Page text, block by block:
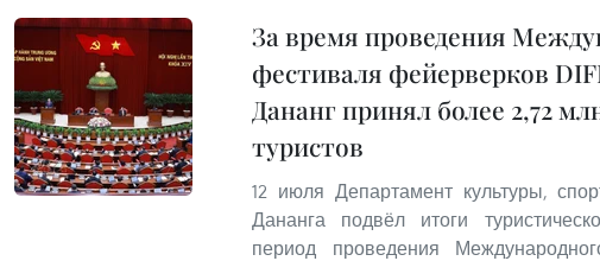
За время проведения
фестиваля фейерверков
Дананг принял более 2,72
туристов
12 июля Департамент культуры,
Дананга подвёл итоги
период проведения